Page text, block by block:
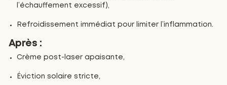
l’échauffement excessif),
Refroidissement immédiat pour limiter l’inflammation.
Après :
Crème post-laser apaisante,
Éviction solaire stricte,